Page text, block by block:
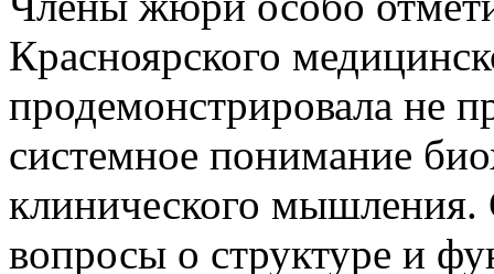
Красноярского
продемонстрировала не
системное понимание
клинического мышления.
вопросы о структуре и